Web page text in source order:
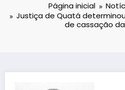
Página inicial
Justiça de Quatá
de cassação